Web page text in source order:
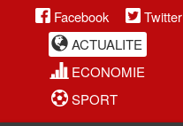
Facebook
Twitter
ACTUALITE
ECONOMIE
SPORT